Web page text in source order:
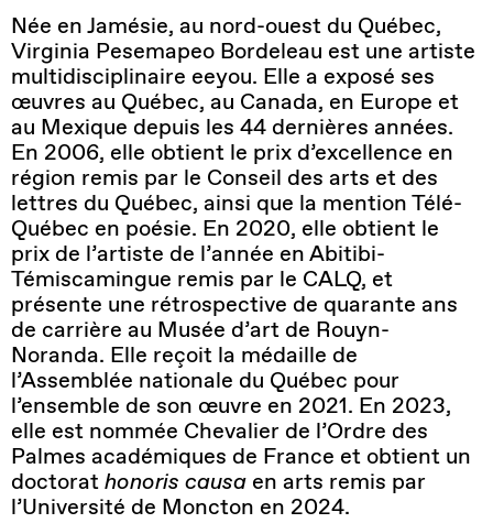
Née en Jamésie, au nord-ouest du Québec,
Virginia Pesemapeo Bordeleau est une artiste
multidisciplinaire eeyou. Elle a exposé ses
œuvres au Québec, au Canada, en Europe et
au Mexique depuis les 44 dernières années.
En 2006, elle obtient le prix d’excellence en
région remis par le Conseil des arts et des
lettres du Québec, ainsi que la mention Télé-
Québec en poésie. En 2020, elle obtient le
prix de l’artiste de l’année en Abitibi-
Témiscamingue remis par le CALQ, et
présente une rétrospective de quarante ans
de carrière au Musée d’art de Rouyn-
Noranda. Elle reçoit la médaille de
l’Assemblée nationale du Québec pour
l’ensemble de son œuvre en 2021. En 2023,
elle est nommée Chevalier de l’Ordre des
Palmes académiques de France et obtient un
doctorathonoris causa en arts remis par
l’Université de Moncton en 2024.